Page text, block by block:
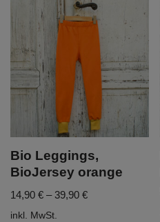
Bio Leggings,
BioJersey orange
14,90 € –39,90 €
inkl. MwSt.